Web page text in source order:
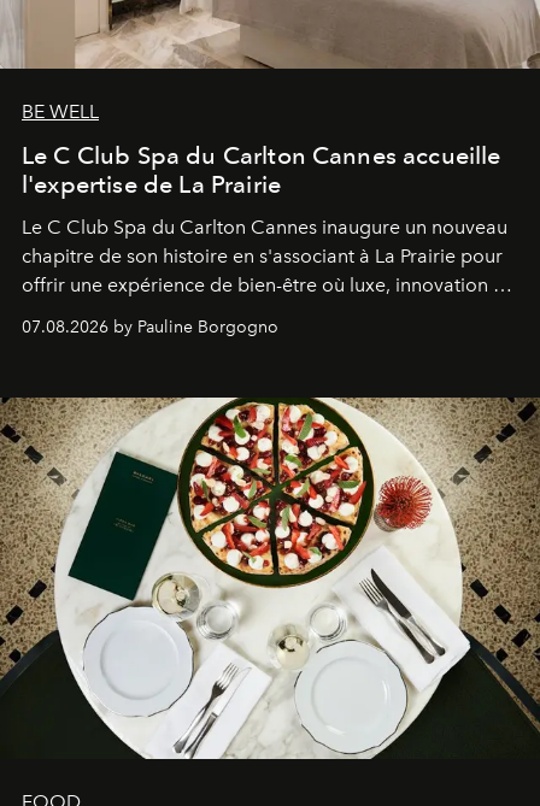
BE WELL
Le C Club Spa du Carlton Cannes accueille
l'expertise de La Prairie
Le C Club Spa du Carlton Cannes inaugure un nouveau
chapitre de son histoire en s'associant à La Prairie pour
offrir une expérience de bien-être où luxe, innovation et
expertise se rencontrent.
07.08.2026 by Pauline Borgogno